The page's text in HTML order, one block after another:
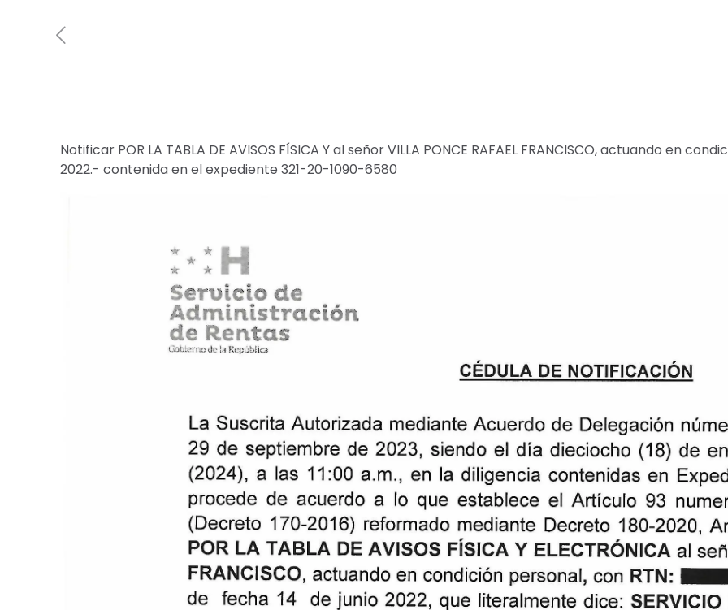
Notificar POR LA TABLA DE AVISOS FÍSICA Y al señor VILLA PONCE RAFAEL FRANCISCO, actuando en
2022.- contenida en el expediente 321-20-1090-6580